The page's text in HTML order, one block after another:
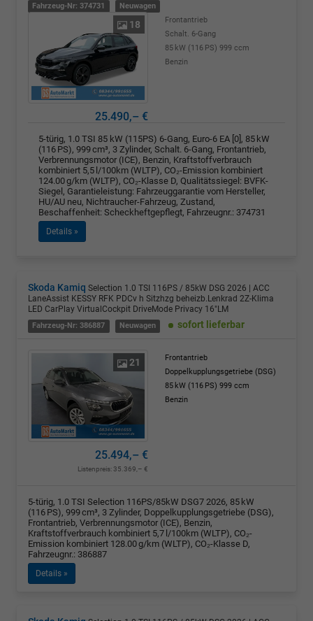
Fahrzeug-Nr: 374731 Neuwagen
18
Frontantrieb
Schalt. 6-Gang
85 kW (116 PS) 999 ccm
Benzin
25.490,– €
5-türig, 1.0 TSI 85 kW (115PS) 6-Gang, Euro-6 EA [0], 85 kW
(116 PS), 999 cm³, 3 Zylinder, Schalt. 6-Gang, Frontantrieb,
Verbrennungsmotor (ICE), Benzin, Kraftstoffverbrauch
kombiniert 5,5 l/100km (WLTP), CO₂-Emission kombiniert
124.00 g/km (WLTP), CO₂-Klasse D, Qualitätssiegel: BVFK-
Siegel, Garantieleistung: Fahrzeuggarantie vom Hersteller,
HU/AU neu, Nichtraucher-Fahrzeug, Zustand,
Beschaffenheit: Scheckheftgepflegt, Fahrzeugnr.: 374731
Details »
Skoda Kamiq Selection 1.0 TSI 116PS / 85kW DSG 2026 | ACC
LaneAssist KESSY RFK PDCv h Sitzhzg beheizb.Lenkrad 2Z-Klima
LED CarPlay VirtualCockpit DriveMode Privacy 16"LM
Fahrzeug-Nr: 386887 Neuwagen sofort lieferbar
21
Frontantrieb
Doppelkupplungsgetriebe (DSG)
85 kW (116 PS) 999 ccm
Benzin
25.494,– €
Listenpreis:35.369,– €
5-türig, 1.0 TSI Selection 116PS/85kW DSG7 2026, 85 kW
(116 PS), 999 cm³, 3 Zylinder, Doppelkupplungsgetriebe (DSG),
Frontantrieb, Verbrennungsmotor (ICE), Benzin,
Kraftstoffverbrauch kombiniert 5,7 l/100km (WLTP), CO₂-
Emission kombiniert 128.00 g/km (WLTP), CO₂-Klasse D,
Fahrzeugnr.: 386887
Details »